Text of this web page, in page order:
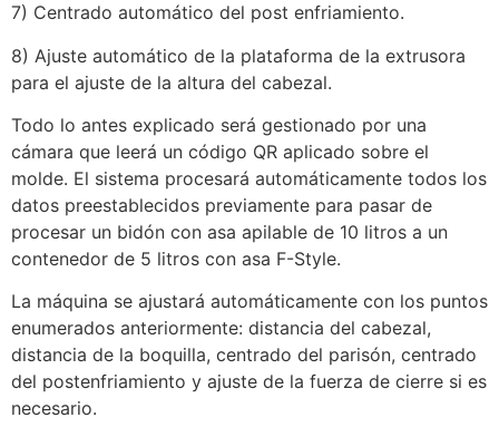
7) Centrado automático del post enfriamiento.
8) Ajuste automático de la plataforma de la extrusora
para el ajuste de la altura del cabezal.
Todo lo antes explicado será gestionado por una
cámara que leerá un código QR aplicado sobre el
molde. El sistema procesará automáticamente todos los
datos preestablecidos previamente para pasar de
procesar un bidón con asa apilable de 10 litros a un
contenedor de 5 litros con asa F-Style.
La máquina se ajustará automáticamente con los puntos
enumerados anteriormente: distancia del cabezal,
distancia de la boquilla, centrado del parisón, centrado
del postenfriamiento y ajuste de la fuerza de cierre si es
necesario.